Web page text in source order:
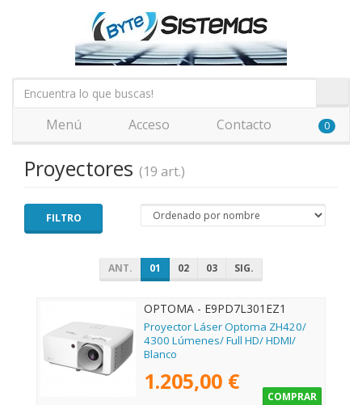
Menú Acceso Contacto 0
Proyectores (19 art.)
FILTRO
ANT. 01 02 03 SIG.
OPTOMA - E9PD7L301EZ1
Proyector Láser Optoma ZH420/
4300 Lúmenes/ Full HD/ HDMI/
Blanco
1.205,00 €
COMPRAR